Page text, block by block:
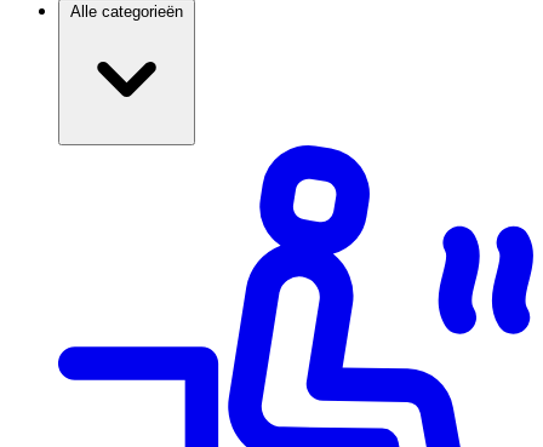
Alle categorieën